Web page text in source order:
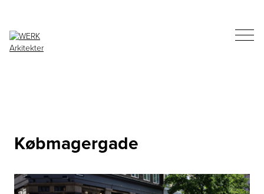
Købmagergade